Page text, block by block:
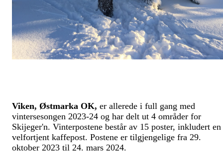
Viken, Østmarka OK, er allerede i full gang med
vintersesongen 2023-24 og har delt ut 4 områder for
Skijeger'n. Vinterpostene består av 15 poster, inkludert en
velfortjent kaffepost. Postene er tilgjengelige fra 29.
oktober 2023 til 24. mars 2024.